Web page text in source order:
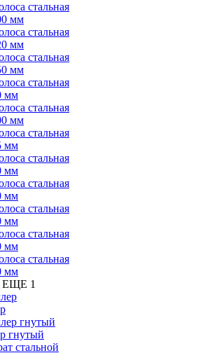
стальная
мм
стальная
мм
стальная
мм
стальная
мм
стальная
мм
стальная
мм
стальная
мм
стальная
мм
стальная
мм
стальная
мм
стальная
мм
1
гнутый